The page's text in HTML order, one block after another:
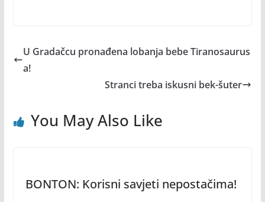
U Gradačcu pronađena lobanja bebe Tiranosaurus
a!
Stranci treba iskusni bek-šuter
You May Also Like
BONTON: Korisni savjeti nepostačima!